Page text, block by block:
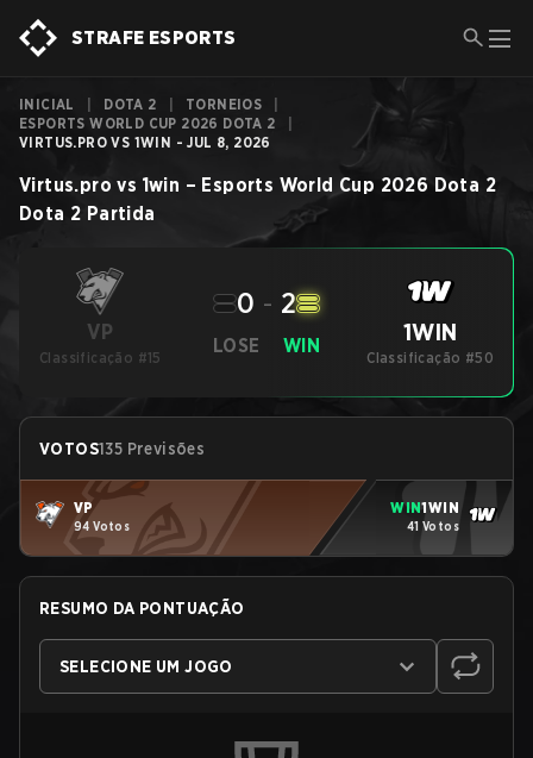
STRAFE ESPORTS
INICIAL DOTA 2 TORNEIOS
ESPORTS WORLD CUP 2026 DOTA 2
VIRTUS.PRO VS 1WIN - JUL 8, 2026
Virtus.pro vs 1win – Esports World Cup 2026 Dota 2
Dota 2 Partida
VP
Classificação #15
LOSE
0 - 2
WIN 1WIN
Classificação #50
VOTOS135 Previsões
VP
94 Votos
WIN1WIN
41 Votos
RESUMO DA PONTUAÇÃO
SELECIONE UM JOGO